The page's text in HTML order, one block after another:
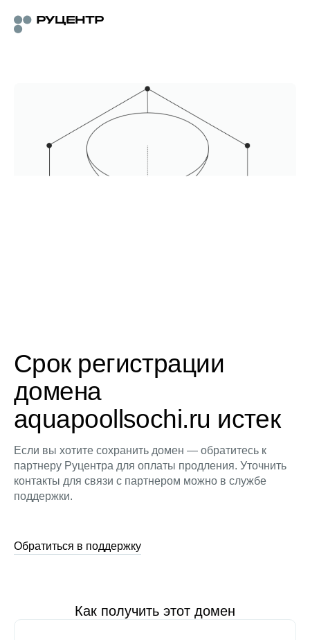
Срок регистрации
домена
aquapoollsochi.ru истек
Если вы хотите сохранить домен — обратитесь к
партнеру Руцентра для оплаты продления. Уточнить
контакты для связи с партнером можно в службе
поддержки.
Обратиться в поддержку
Как получить этот домен